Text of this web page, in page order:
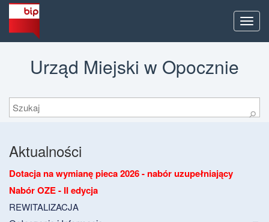
Menu
Urząd Miejski w Opocznie
Szukaj
⚲
Aktualności
Dotacja na wymianę pieca 2026 - nabór uzupełniający
Nabór OZE - II edycja
REWITALIZACJA